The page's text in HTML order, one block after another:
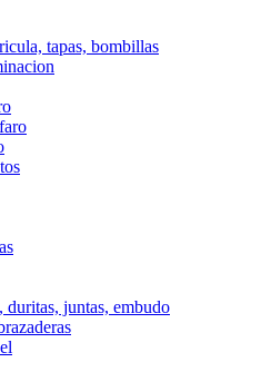
tapas, bombillas
juntas, embudo